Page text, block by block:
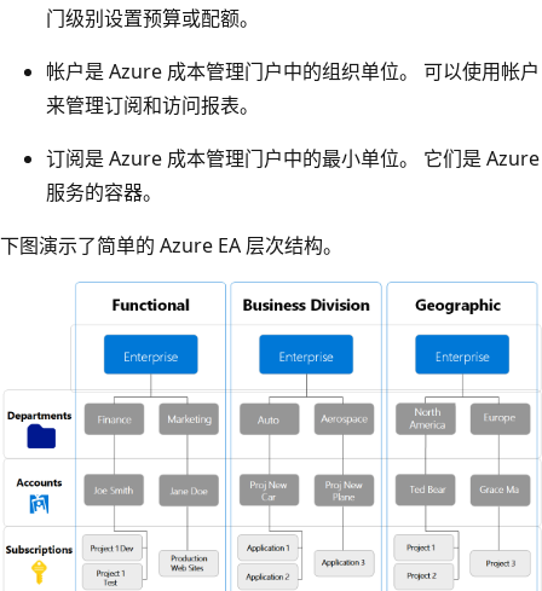
门级别设置预算或配额。
帐户是 Azure 成本管理门户中的组织单位。 可以使用帐户
来管理订阅和访问报表。
订阅是 Azure 成本管理门户中的最小单位。 它们是 Azure
服务的容器。
下图演示了简单的 Azure EA 层次结构。